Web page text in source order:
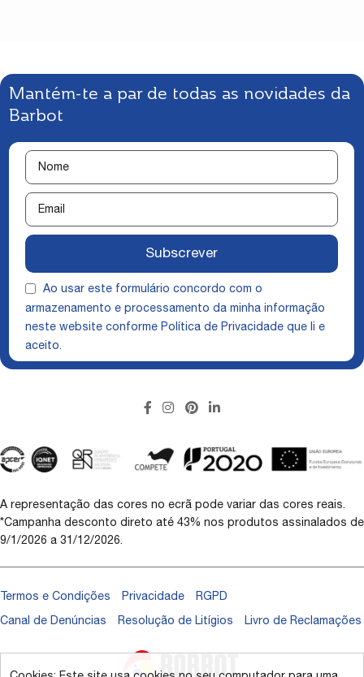
Mantém-te a par de todas as novidades da
Barbot
Ao usar este formulário concordo com o
armazenamento e processamento da minha informação
neste website conforme Política de Privacidade que li e
aceito.
Subscrever
A representação das cores no ecrã pode variar das cores reais.
*Campanha desconto direto até 43% nos produtos assinalados de
9/1/2026 a 31/12/2026.
Termos e Condições Privacidade RGPD
Canal de Denúncias Resolução de Litígios Livro de Reclamações